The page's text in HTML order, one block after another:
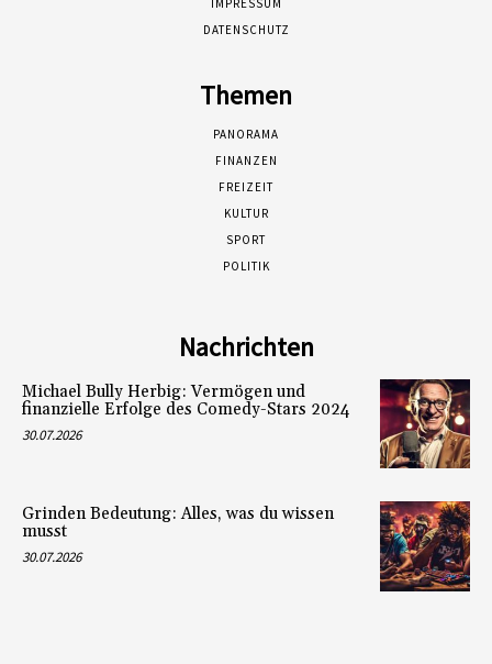
DATENSCHUTZ
Themen
PANORAMA
FINANZEN
FREIZEIT
KULTUR
SPORT
POLITIK
Nachrichten
Michael Bully Herbig: Vermögen und
finanzielle Erfolge des Comedy-Stars 2024
30.07.2026
Grinden Bedeutung: Alles, was du wissen
musst
30.07.2026